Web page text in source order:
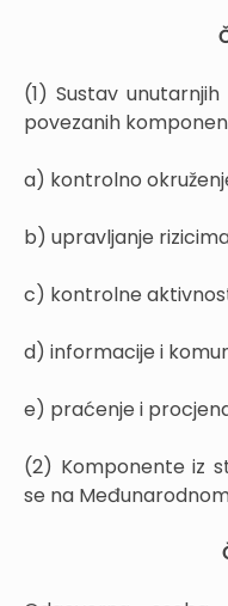
(1) Sustav
povezanih
a) kontrolno
b) upravljanje
c) kontrolne
d) informacije i
e) praćenje i
(2) Komponente iz
se na